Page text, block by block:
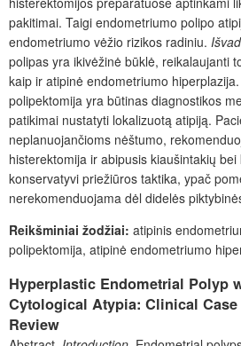
pakitimai. Taigi endometriumo polipo
endometriumo vėžio rizikos radiniu.
polipas yra ikivėžinė būklė, reikalaujanti
kaip ir atipinė endometriumo
polipektomija yra būtinas diagnostikos
patikimai nustatyti lokalizuotą atipiją.
neplanuojančioms nėštumo,
histerektomija ir abipusis kiaušintakių
konservatyvi priežiūros taktika, ypač
nerekomenduojama dėl didelės
Reikšminiai žodžiai: atipinis
polipektomija, atipinė endometriumo
Hyperplastic Endometrial Polyp
Cytological Atypia: Clinical
Review